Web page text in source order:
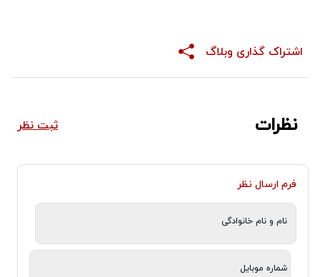
اشتراک گذاری وبلاگ
نظرات ثبت نظر
فرم ارسال نظر
نام و نام خانوادگی
شماره موبایل